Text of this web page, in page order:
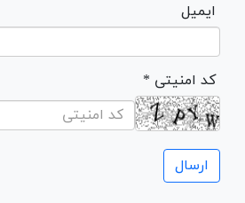
ایمیل
* کد امنیتی